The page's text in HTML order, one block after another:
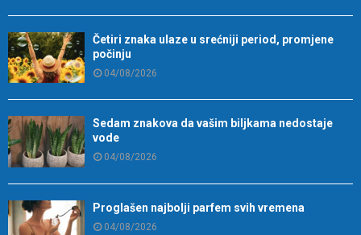
Četiri znaka ulaze u srećniji period, promjene
počinju
04/08/2026
Sedam znakova da vašim biljkama nedostaje
vode
04/08/2026
Proglašen najbolji parfem svih vremena
04/08/2026